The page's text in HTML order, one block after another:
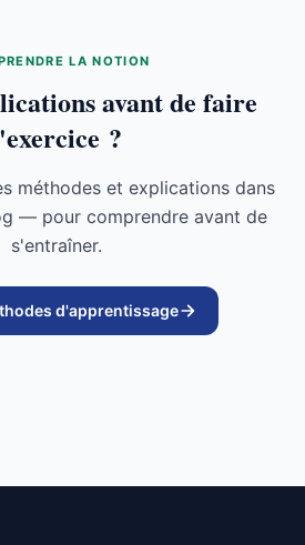
LA NOTION
avant de faire
?
méthodes et explications dans
— pour comprendre avant de
s'entraîner.
d'apprentissage